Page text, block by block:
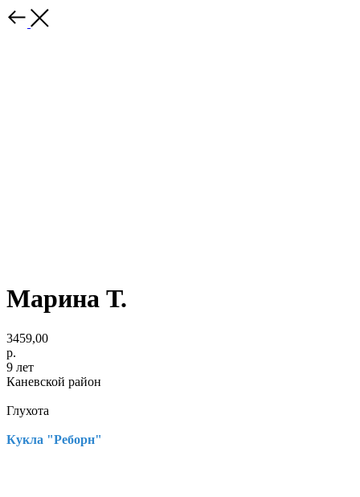
Марина Т.
3459,00
р.
9 лет
Каневской район
Глухота
Кукла "Реборн"